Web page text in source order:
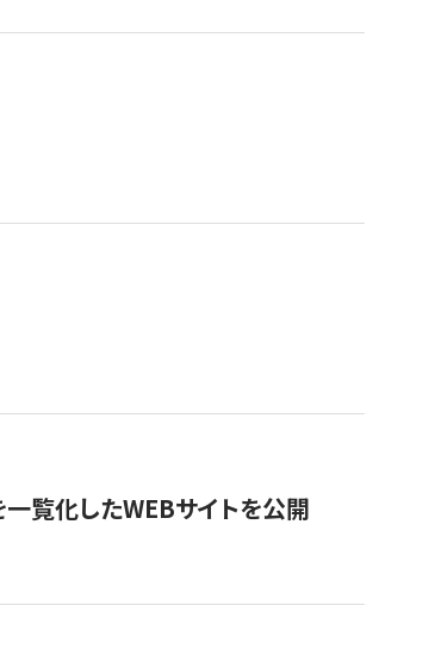
覧化したWEBサイトを公開